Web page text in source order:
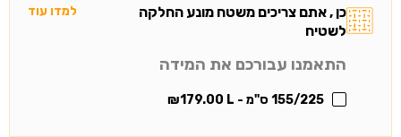
כן , אתם צריכים משטח מונע החלקה
לשטיח
למדו עוד
התאמנו עבורכם את המידה
155/225 ס"מ - L ₪179.00